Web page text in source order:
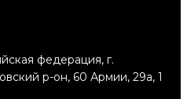
федерация, г.
р-он, 60 Армии, 29а, 1